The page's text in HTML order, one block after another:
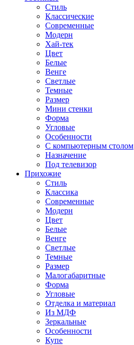
Стиль
Классические
Современные
Модерн
Хай-тек
Цвет
Белые
Венге
Светлые
Темные
Размер
Мини стенки
Форма
Угловые
Особенности
С компьютерным столом
Назначение
Под телевизор
Прихожие
Стиль
Классика
Современные
Модерн
Цвет
Белые
Венге
Светлые
Темные
Размер
Малогабаритные
Форма
Угловые
Отделка и материал
Из МДФ
Зеркальные
Особенности
Купе